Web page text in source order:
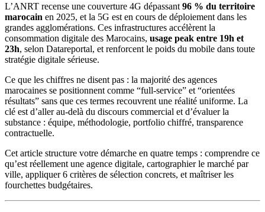
L’ANRT recense une couverture 4G dépassant 96 % du territoire
marocain en 2025, et la 5G est en cours de déploiement dans les
grandes agglomérations. Ces infrastructures accélèrent la
consommation digitale des Marocains, usage peak entre 19h et
23h, selon Datareportal, et renforcent le poids du mobile dans toute
stratégie digitale sérieuse.
Ce que les chiffres ne disent pas : la majorité des agences
marocaines se positionnent comme “full-service” et “orientées
résultats” sans que ces termes recouvrent une réalité uniforme. La
clé est d’aller au-delà du discours commercial et d’évaluer la
substance : équipe, méthodologie, portfolio chiffré, transparence
contractuelle.
Cet article structure votre démarche en quatre temps : comprendre ce
qu’est réellement une agence digitale, cartographier le marché par
ville, appliquer 6 critères de sélection concrets, et maîtriser les
fourchettes budgétaires.